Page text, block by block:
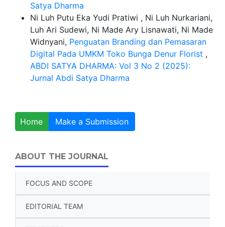
Satya Dharma
Ni Luh Putu Eka Yudi Pratiwi , Ni Luh Nurkariani,
Luh Ari Sudewi, Ni Made Ary Lisnawati, Ni Made
Widnyani, Penguatan Branding dan Pemasaran
Digital Pada UMKM Toko Bunga Denur Florist ,
ABDI SATYA DHARMA: Vol 3 No 2 (2025):
Jurnal Abdi Satya Dharma
Home Make a Submission
ABOUT THE JOURNAL
FOCUS AND SCOPE
EDITORIAL TEAM